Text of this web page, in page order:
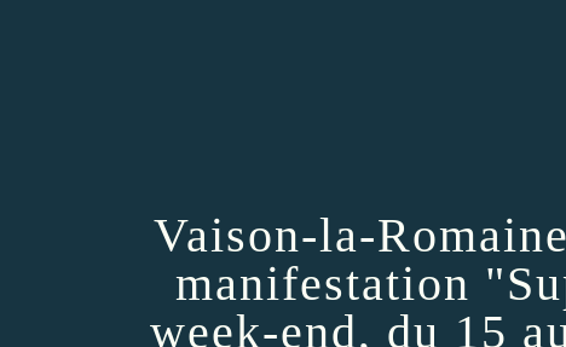
Vaison-la-
manifestation
week-end, du 15